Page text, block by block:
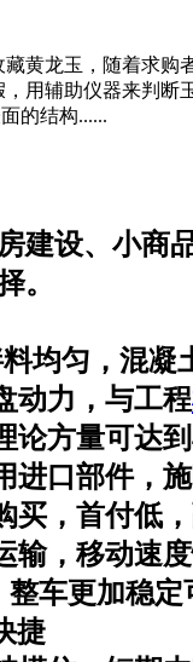
黄龙玉，随着求
用辅助仪器来判
的结构......
建设、小
。
均匀，混凝
动力，与工程
方量可达到
进口部件，
，首付低
，移动速度
车更加稳定
捷